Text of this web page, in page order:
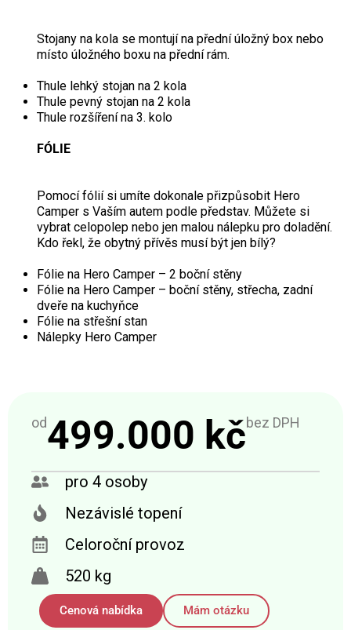
od499.000 kčbez DPH
pro 4 osoby
Nezávislé topení
Celoroční provoz
520 kg
Cenová nabídka Mám otázku
Stojany na kola se montují na přední úložný box nebo
místo úložného boxu na přední rám.
Thule lehký stojan na 2 kola
Thule pevný stojan na 2 kola
Thule rozšíření na 3. kolo
FÓLIE
Pomocí fólií si umíte dokonale přizpůsobit Hero
Camper s Vaším autem podle představ. Můžete si
vybrat celopolep nebo jen malou nálepku pro doladění.
Kdo řekl, že obytný přívěs musí být jen bílý?
Fólie na Hero Camper – 2 boční stěny
Fólie na Hero Camper – boční stěny, střecha, zadní
dveře na kuchyňce
Fólie na střešní stan
Nálepky Hero Camper